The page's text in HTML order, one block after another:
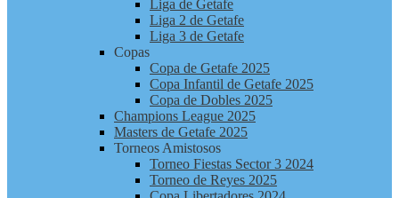
Liga de Getafe
Liga 2 de Getafe
Liga 3 de Getafe
Copas
Copa de Getafe 2025
Copa Infantil de Getafe 2025
Copa de Dobles 2025
Champions League 2025
Masters de Getafe 2025
Torneos Amistosos
Torneo Fiestas Sector 3 2024
Torneo de Reyes 2025